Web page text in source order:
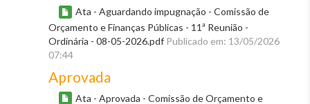
Ata - Aguardando impugnação - Comissão de
Orçamento e Finanças Públicas - 11ª Reunião -
Ordinária - 08-05-2026.pdf Publicado em: 13/05/2026
07:44
Aprovada
Ata - Aprovada - Comissão de Orçamento e